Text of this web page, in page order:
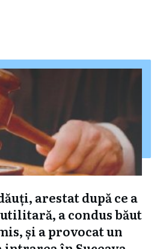
arestat după ce a
a condus băut
și a provocat un